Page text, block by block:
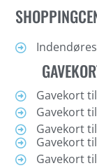
Gavekort
Gavekort
Gavekort
Gavekort
Gavekort